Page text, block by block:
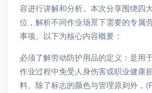
容进行讲解和分析。本次分享围绕四
位，解析不同作业场景下需要的专属
事项。以下为核心内容概要：
必须了解劳动防护用品的定义：是⽤
作业过程中免受人身伤害或职业健康
料。除了标志的颜色与管理原则外，